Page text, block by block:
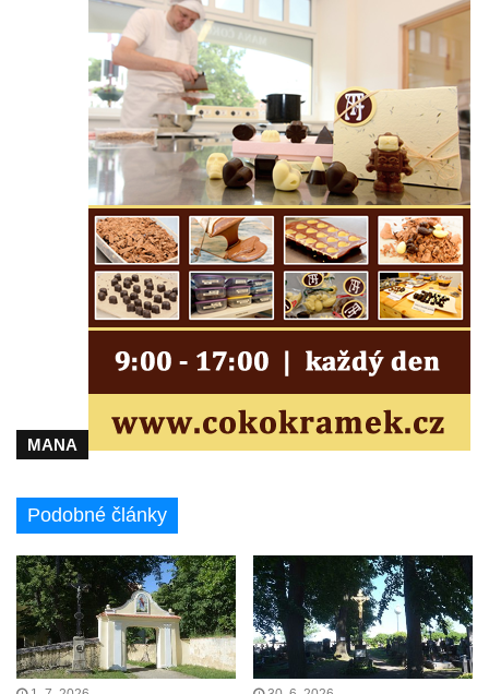
svatého Václava v Rychnově u Jablonce
nad Nisou
Misijní kříž na kostele svatého Václava v
Rychnově u Jablonce nad Nisou
Kříž u domu čp. 23 v Pulečném
Kříž u rozcestí u domu čp. 53 v Maršovicích
Centrální kříž hřbitova v Krásné u Pěnčína
Boží muka v zámeckém parku Dolního
zámku v Teplicích nad Metují
Kříž na náměstí Aloise Jiráska v Teplicích
nad Metují
Kříž před kostelem Panny Marie Pomocné v
Kříž na hřbitově v Teplicích nad Metují
Boží muka nad pramenem U svatého
Kříž u kostela Nanebevzetí Panny Marie v
Pánův kříž v Broumovských stěnách
Machovský kříž v Broumovských stěnách
Kříž u domu čp. 113 na Vlčí Hoře
Kříž pod domem čp. 177 na Vlčí Hoře
MANA
Podobné články